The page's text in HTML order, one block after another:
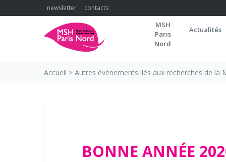
to
newsletter contacts
MSH
Paris
Nord
Actualités
Accueil > Autres évènements liés aux recherches de la
BONNE ANNÉE